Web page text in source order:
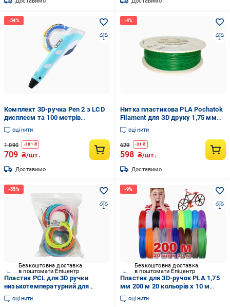
Комплект 3D-ручка Pen 2 з LCD
дисплеєм та 100 метрів
пластику (1014095880)
оцінити
1 090 -381 ₴
709 ₴/шт.
Доставимо
Нитка пластикова PLA Pochatok
Filament для ЗD друку 1,75 мм
0,75 кг Зелений (13006)
оцінити
629 -31 ₴
598 ₴/шт.
Доставимо
Безкоштовна доставка
в поштомати Епіцентр
Пластик PCL для 3D ручки
низькотемпературний для
малювання 20 кольорів по 5 м
(2701)
оцінити
Безкоштовна доставка
в поштомати Епіцентр
Пластик для 3D-ручок PLA 1,75
мм 200 м 20 кольорів х 10 м
(374404)
оцінити